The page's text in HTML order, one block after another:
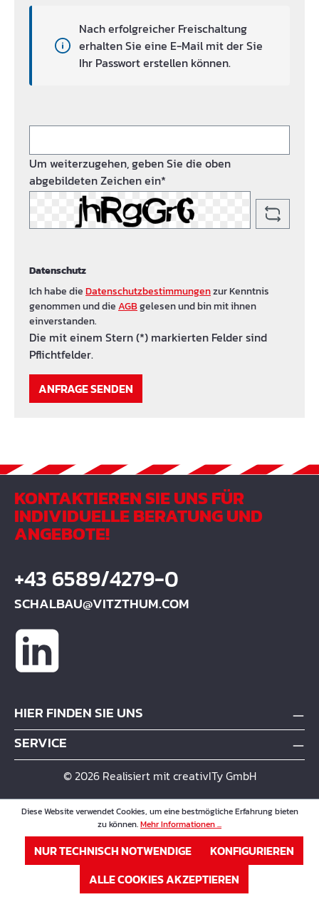
Nach erfolgreicher Freischaltung
erhalten Sie eine E-Mail mit der Sie
Ihr Passwort erstellen können.
Um weiterzugehen, geben Sie die oben
abgebildeten Zeichen ein*
Datenschutz
Ich habe dieDatenschutzbestimmungenzur Kenntnis
genommen und dieAGBgelesen und bin mit ihnen
einverstanden.
Die mit einem Stern (*) markierten Felder sind
Pflichtfelder.
ANFRAGE SENDEN
KONTAKTIEREN SIE UNS FÜR
INDIVIDUELLE BERATUNG UND
ANGEBOTE!
+43 6589/4279-0
SCHALBAU@VITZTHUM.COM
HIER FINDEN SIE UNS
SERVICE
© 2026 Realisiert mit creativITy GmbH
Diese Website verwendet Cookies, um eine bestmögliche Erfahrung bieten
zu können.Mehr Informationen ...
NUR TECHNISCH NOTWENDIGE
KONFIGURIEREN
ALLE COOKIES AKZEPTIEREN